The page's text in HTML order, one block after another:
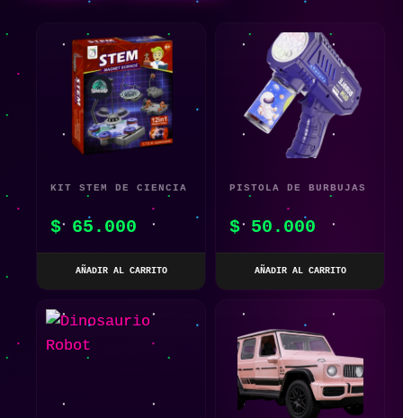
KIT STEM DE CIENCIA
MAGNÉTICA DIY DE 12
EN 1
$65.000
AÑADIR AL CARRITO
PISTOLA DE BURBUJAS
AUTOMÁTICA
ELÉCTRICA PORTÁTIL
$50.000
AÑADIR AL CARRITO